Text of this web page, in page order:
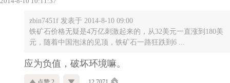
zbin7451f 发表于 2014-8-10 09:00
铁矿石价格无疑是4万亿刺激起来的，从32美元一直涨到180美
元，随着中国泡沫的见顶，铁矿石一路狂跌到6 ...
应为负值，破坏环境嘛。